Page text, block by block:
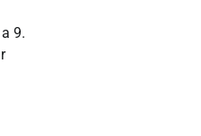
9.